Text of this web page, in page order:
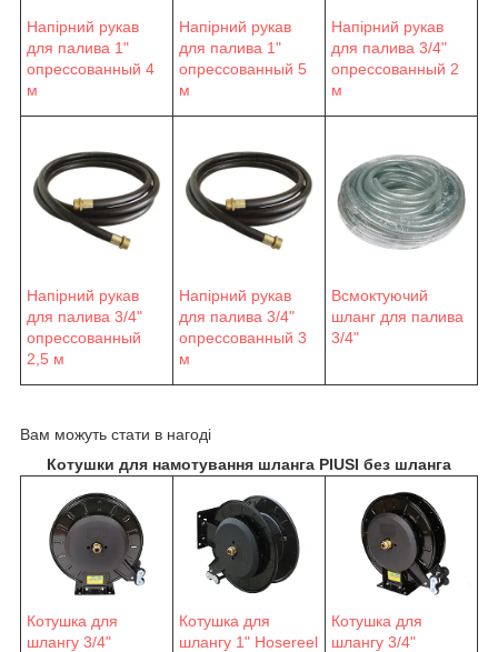
Напірний рукав
для палива 1"
опрессованный 4
м
Напірний рукав
для палива 1"
опрессованный 5
м
Напірний рукав
для палива 3/4"
опрессованный 2
м
Напірний рукав
для палива 3/4"
опрессованный
2,5 м
Напірний рукав
для палива 3/4"
опрессованный 3
м
Всмоктуючий
шланг для палива
3/4"
Вам можуть стати в нагоді
Котушки для намотування шланга PIUSI без шланга
Котушка для
шлангу 3/4"
Котушка для
шлангу 1" Hosereel
Котушка для
шлангу 3/4"